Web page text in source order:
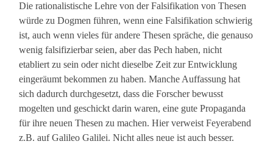
Die rationalistische Lehre von der Falsifikation von Thesen
würde zu Dogmen führen, wenn eine Falsifikation schwierig
ist, auch wenn vieles für andere Thesen spräche, die genauso
wenig falsifizierbar seien, aber das Pech haben, nicht
etabliert zu sein oder nicht dieselbe Zeit zur Entwicklung
eingeräumt bekommen zu haben. Manche Auffassung hat
sich dadurch durchgesetzt, dass die Forscher bewusst
mogelten und geschickt darin waren, eine gute Propaganda
für ihre neuen Thesen zu machen. Hier verweist Feyerabend
z.B. auf Galileo Galilei. Nicht alles neue ist auch besser.